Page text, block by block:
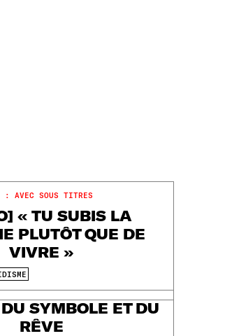
: AVEC SOUS TITRES
« TU SUBIS LA
PLUTÔT QUE DE
VIVRE »
SYMBOLE ET DU
RÊVE